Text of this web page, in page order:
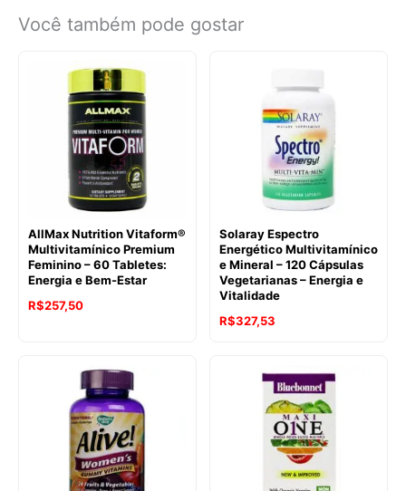
Você também pode gostar
AllMax Nutrition Vitaform®
Multivitamínico Premium
Feminino – 60 Tabletes:
Energia e Bem-Estar
R$257,50
Solaray Espectro
Energético Multivitamínico
e Mineral – 120 Cápsulas
Vegetarianas – Energia e
Vitalidade
R$327,53